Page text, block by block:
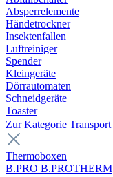
Absperrelemente
Händetrockner
Insektenfallen
Luftreiniger
Spender
Kleingeräte
Dörrautomaten
Schneidgeräte
Toaster
Zur Kategorie Transport
Thermoboxen
B.PRO B.PROTHERM